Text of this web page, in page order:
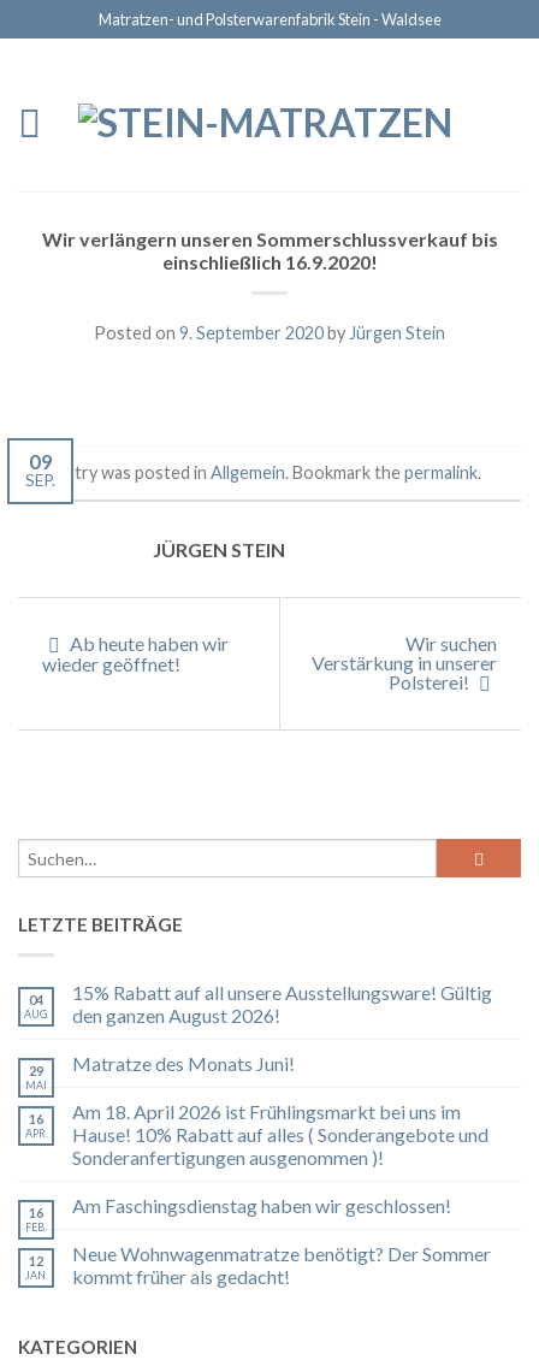
Matratzen- und Polsterwarenfabrik Stein - Waldsee
Wir verlängern unseren Sommerschlussverkauf bis
einschließlich 16.9.2020!
Posted on 9. September 2020by Jürgen Stein
09
SEP.
This entry was posted in Allgemein. Bookmark thepermalink.
JÜRGEN STEIN
Ab heute haben wir
wieder geöffnet!
Wir suchen
Verstärkung in unserer
Polsterei!
LETZTE BEITRÄGE
04
AUG.
15% Rabatt auf all unsere Ausstellungsware! Gültig
den ganzen August 2026!
29
MAI
Matratze des Monats Juni!
16
APR.
Am 18. April 2026 ist Frühlingsmarkt bei uns im
Hause! 10% Rabatt auf alles ( Sonderangebote und
Sonderanfertigungen ausgenommen )!
16
FEB.
Am Faschingsdienstag haben wir geschlossen!
12
JAN.
Neue Wohnwagenmatratze benötigt? Der Sommer
kommt früher als gedacht!
KATEGORIEN